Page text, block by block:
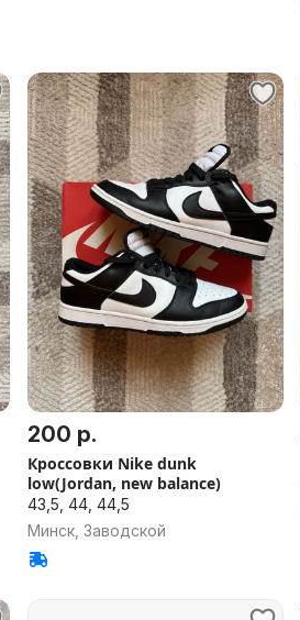
200 р.
Кроссовки Nike dunk
low(Jordan, new balance)
43,5, 44, 44,5
Минск, Заводской